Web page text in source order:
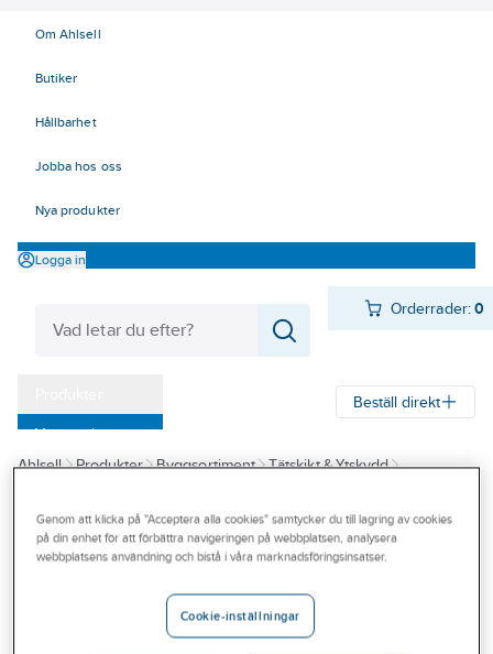
Om Ahlsell
Butiker
Hållbarhet
Jobba hos oss
Nya produkter
Logga in
Orderrader:0
Varumärken
Kampanjer
Outlet
Branscher
Beställ direkt
Ahlsell Produkter Byggsortiment
Tätskikt & Ytskydd
Monteringsroller
Litex
MONTERINGSROLLER
Genom att klicka på "Acceptera alla cookies" samtycker du till lagring av cookies
på din enhet för att förbättra navigeringen på webbplatsen, analysera
webbplatsens användning och bistå i våra marknadsföringsinsatser.
Cookie-inställningar